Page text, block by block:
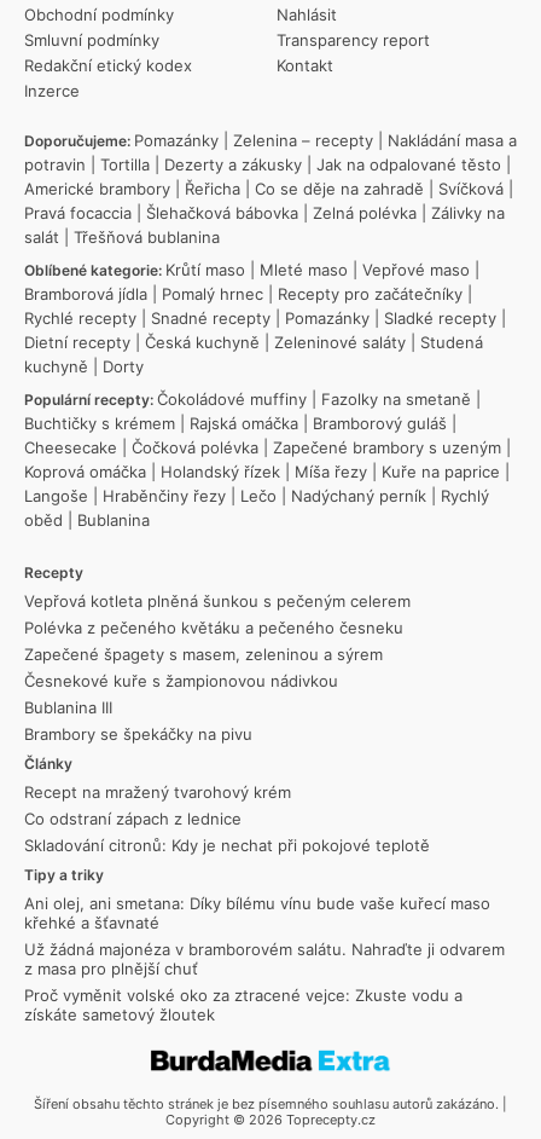
Obchodní podmínky
Smluvní podmínky
Redakční etický kodex
Inzerce
Nahlásit
Transparency report
Kontakt
Doporučujeme: Pomazánky Zelenina – recepty
Nakládání masa a
potravin
Tortilla Dezerty a zákusky Jak na odpalované těsto
Americké brambory
Řeřicha Co se děje na zahradě Svíčková
Pravá focaccia
Šlehačková bábovka Zelná polévka
Zálivky na
salát
Třešňová bublanina
Oblíbené kategorie: Krůtí maso Mleté maso Vepřové maso
Bramborová jídla
Pomalý hrnec Recepty pro začátečníky
Rychlé recepty
Snadné recepty Pomazánky Sladké recepty
Dietní recepty
Česká kuchyně Zeleninové saláty
Studená
kuchyně
Dorty
Populární recepty: Čokoládové muffiny Fazolky na smetaně
Buchtičky s krémem
Rajská omáčka Bramborový guláš
Cheesecake
Čočková polévka Zapečené brambory s uzeným
Koprová omáčka
Holandský řízek Míša řezy Kuře na paprice
Langoše
Hraběnčiny řezy Lečo Nadýchaný perník
Rychlý
oběd
Bublanina
Recepty
Vepřová kotleta plněná šunkou s pečeným celerem
Polévka z pečeného květáku a pečeného česneku
Zapečené špagety s masem, zeleninou a sýrem
Česnekové kuře s žampionovou nádivkou
Bublanina III
Brambory se špekáčky na pivu
Články
Recept na mražený tvarohový krém
Co odstraní zápach z lednice
Skladování citronů: Kdy je nechat při pokojové teplotě
Tipy a triky
Ani olej, ani smetana: Díky bílému vínu bude vaše kuřecí maso
křehké a šťavnaté
Už žádná majonéza v bramborovém salátu. Nahraďte ji odvarem
z masa pro plnější chuť
Proč vyměnit volské oko za ztracené vejce: Zkuste vodu a
získáte sametový žloutek
Šíření obsahu těchto stránek je bez písemného souhlasu autorů zakázáno. |
Copyright © 2026 Toprecepty.cz